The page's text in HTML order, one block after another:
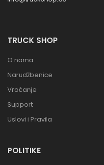
TRUCK SHOP
O nama
Narudžbenice
Vraćanje
Support
Uslovi i Pravila
POLITIKE